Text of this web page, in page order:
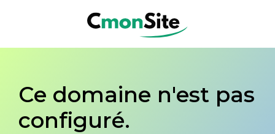
Ce domaine n'est pas
configuré.